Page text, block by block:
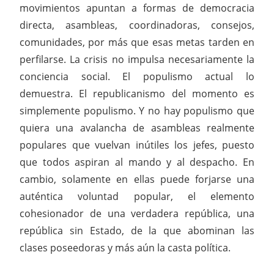
movimientos apuntan a formas de democracia
directa, asambleas, coordinadoras, consejos,
comunidades, por más que esas metas tarden en
perfilarse. La crisis no impulsa necesariamente la
conciencia social. El populismo actual lo
demuestra. El republicanismo del momento es
simplemente populismo. Y no hay populismo que
quiera una avalancha de asambleas realmente
populares que vuelvan inútiles los jefes, puesto
que todos aspiran al mando y al despacho. En
cambio, solamente en ellas puede forjarse una
auténtica voluntad popular, el elemento
cohesionador de una verdadera república, una
república sin Estado, de la que abominan las
clases poseedoras y más aún la casta política.